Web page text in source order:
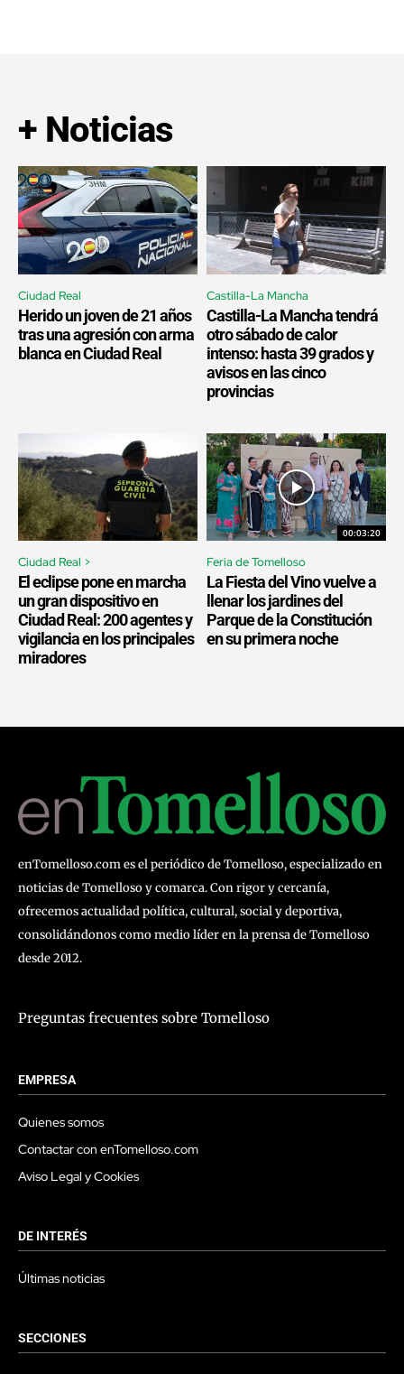
+ Noticias
Ciudad Real
Herido un joven de 21 años
tras una agresión con arma
blanca en Ciudad Real
Castilla-La Mancha
Castilla-La Mancha tendrá
otro sábado de calor
intenso: hasta 39 grados y
avisos en las cinco
provincias
Ciudad Real >
El eclipse pone en marcha
un gran dispositivo en
Ciudad Real: 200 agentes y
vigilancia en los principales
miradores
00:03:20
Feria de Tomelloso
La Fiesta del Vino vuelve a
llenar los jardines del
Parque de la Constitución
en su primera noche
enTomelloso.com es el periódico de Tomelloso, especializado en
noticias de Tomelloso y comarca. Con rigor y cercanía,
ofrecemos actualidad política, cultural, social y deportiva,
consolidándonos como medio líder en la prensa de Tomelloso
desde 2012.
Preguntas frecuentes sobre Tomelloso
EMPRESA
Quienes somos
Contactar con enTomelloso.com
Aviso Legal y Cookies
DE INTERÉS
Últimas noticias
SECCIONES